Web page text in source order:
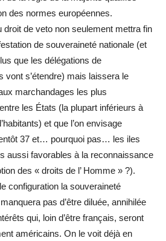
des normes européennes.
droit de veto non seulement mettra fin
de souveraineté nationale (et
que les délégations de
vont s’étendre) mais laissera le
marchandages les plus
les États (la plupart inférieurs à
et que l’on envisage
37 et… pourquoi pas… les iles
aussi favorables à la reconnaissance
des « droits de l’ Homme » ?).
configuration la souveraineté
pas d’être diluée, annihilée
qui, loin d’être français, seront
américains. On le voit déjà en